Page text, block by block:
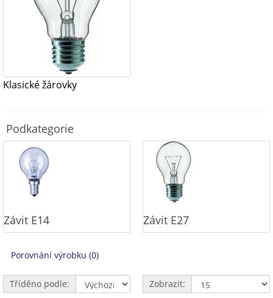
Klasické žárovky
Podkategorie
Závit E14 Závit E27
Porovnání výrobku (0)
Tříděno podle: Zobrazit: